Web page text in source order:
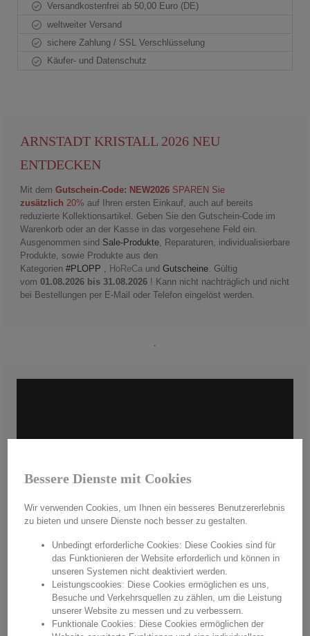
Versandkostenfrei ab 50,00 Euro (DE)
weltweiter Versand
sichere Zahlung / SSL Verschlüsselung
Käufer- und Datenschutz
ARNSTADT KRISTALL 2026 NEU
ENTDECKEN
Mit dem Gutschein-Code: NEW2026 SPAREN Sie
zusätzlich 20% auf Ihren ersten Einkauf, auch auf bereits
reduzierte Kollektionsartikel. Geben Sie den Gutschein-Code im
Warenkorb oder an der Kasse in das vorgesehene Feld ein.
Ausgenommen sind Sale-Produkte , Reparaturen, individualisierbare
Produkte, sowie Produkte aus den
Kategorien #PLOPP HoReCa und Gutscheine . Gültig
vom 01.08.2026 bis 31.08.2026 ! Kann nicht nachträglich und nicht
bei Bestellungen per E-Mail oder Telefon eingelöst werden.
.
Handmade in Germany
Aus hochwertigstem Kristallglas werden in aufwendiger Handarbeit
"Made in Germany" einzigartige Unikate hergestellt. Mit jedem
Produkt erwerben Sie pures Handwerk in einer einzigartigen Qualität
Bessere Dienste mit Cookies
Wir verwenden Cookies, um Ihnen ein besseres Benutzererlebnis
zu bieten und unsere Dienste noch besser zu gestalten.
Unbedingt erforderliche Cookies: Diese Cookies sind für
das Funktionieren der Website erforderlich und können in
unseren Systemen nicht deaktiviert werden.
Leistungscookies: Diese Cookies ermöglichen es uns,
Besuche und Verkehrsquellen zu zählen, um die Leistung
unserer Website zu messen und zu verbessern.
Funktionale Cookies: Diese Cookies ermöglichen der